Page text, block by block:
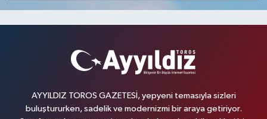
AYYILDIZ TOROS GAZETESİ, yepyeni temasıyla sizleri
buluştururken, sadelik ve modernizmi bir araya getiriyor.